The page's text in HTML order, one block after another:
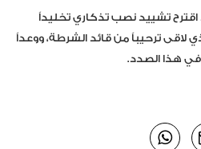
اقترح تشييد نصب تذكاري تخليداً
لاقى ترحيباً من قائد الشرطة، ووعداً
في هذا الصدد.